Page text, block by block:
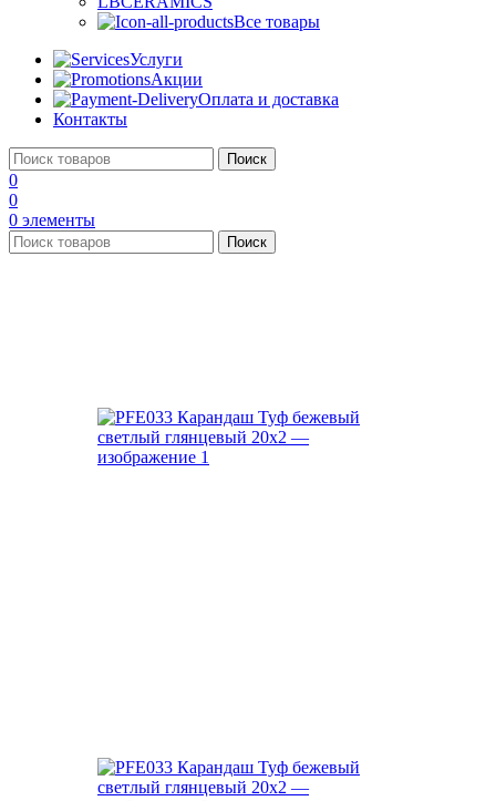
Все товары
Услуги
Акции
Оплата и доставка
Контакты
Поиск
0
0
0 элементы
Поиск